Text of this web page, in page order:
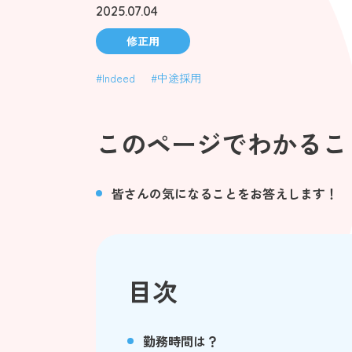
2025.07.04
修正用
#Indeed #中途採用
このページでわかる
皆さんの気になることをお答えします！
目次
勤務時間は？